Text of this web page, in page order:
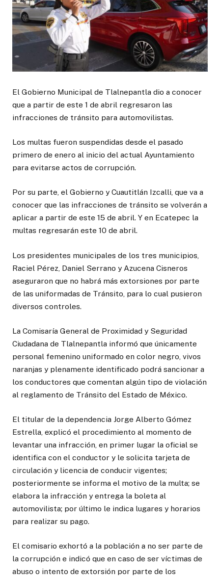
El Gobierno Municipal de Tlalnepantla dio a conocer
que a partir de este 1 de abril regresaron las
infracciones de tránsito para automovilistas.
Los multas fueron suspendidas desde el pasado
primero de enero al inicio del actual Ayuntamiento
para evitarse actos de corrupción.
Por su parte, el Gobierno y Cuautitlán Izcalli, que va a
conocer que las infracciones de tránsito se volverán a
aplicar a partir de este 15 de abril. Y en Ecatepec la
multas regresarán este 10 de abril.
Los presidentes municipales de los tres municipios,
Raciel Pérez, Daniel Serrano y Azucena Cisneros
aseguraron que no habrá más extorsiones por parte
de las uniformadas de Tránsito, para lo cual pusieron
diversos controles.
La Comisaría General de Proximidad y Seguridad
Ciudadana de Tlalnepantla informó que únicamente
personal femenino uniformado en color negro, vivos
naranjas y plenamente identificado podrá sancionar a
los conductores que comentan algún tipo de violación
al reglamento de Tránsito del Estado de México.
El titular de la dependencia Jorge Alberto Gómez
Estrella, explicó el procedimiento al momento de
levantar una infracción, en primer lugar la oficial se
identifica con el conductor y le solicita tarjeta de
circulación y licencia de conducir vigentes;
posteriormente se informa el motivo de la multa; se
elabora la infracción y entrega la boleta al
automovilista; por último le indica lugares y horarios
para realizar su pago.
El comisario exhortó a la población a no ser parte de
la corrupción e indicó que en caso de ser víctimas de
abuso o intento de extorsión por parte de los